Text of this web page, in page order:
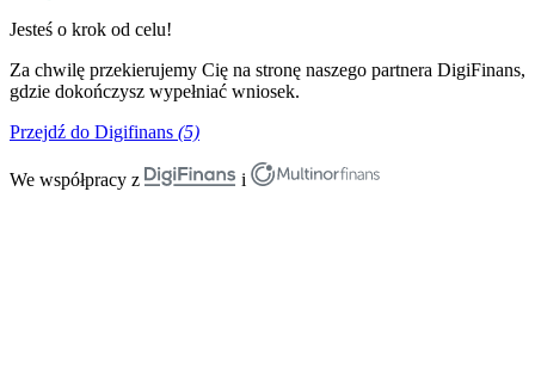
Jesteś o krok od celu!
Za chwilę przekierujemy Cię na stronę naszego partnera DigiFinans,
gdzie dokończysz wypełniać wniosek.
Przejdź do Digifinans (5)
We współpracy z i